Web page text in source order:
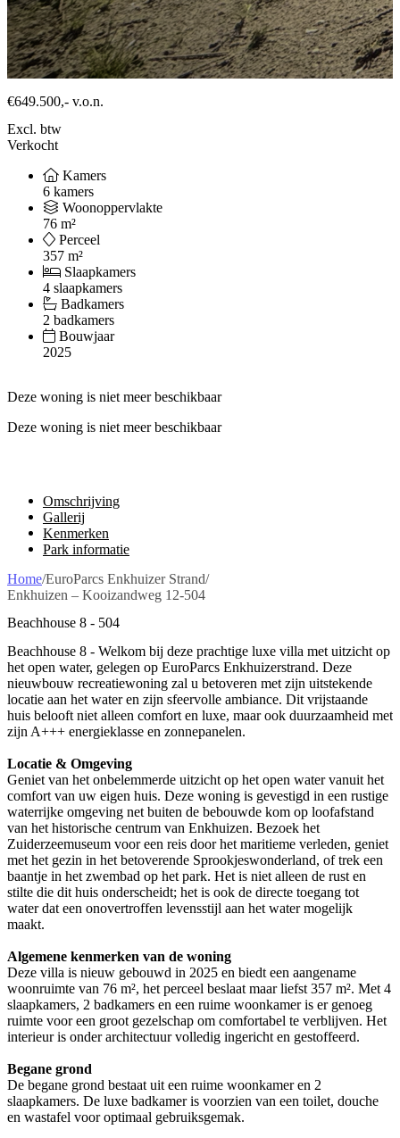
€649.500,- v.o.n.
Excl. btw
Verkocht
Kamers
6 kamers
Woonoppervlakte
76 m²
Perceel
357 m²
Slaapkamers
4 slaapkamers
Badkamers
2 badkamers
Bouwjaar
2025
Deze woning is niet meer beschikbaar
Deze woning is niet meer beschikbaar
Omschrijving
Gallerij
Kenmerken
Park informatie
Home/EuroParcs Enkhuizer Strand/
Enkhuizen – Kooizandweg 12-504
Beachhouse 8 - 504
Beachhouse 8 - Welkom bij deze prachtige luxe villa met uitzicht op
het open water, gelegen op EuroParcs Enkhuizerstrand. Deze
nieuwbouw recreatiewoning zal u betoveren met zijn uitstekende
locatie aan het water en zijn sfeervolle ambiance. Dit vrijstaande
huis belooft niet alleen comfort en luxe, maar ook duurzaamheid met
zijn A+++ energieklasse en zonnepanelen.
Locatie & Omgeving
Geniet van het onbelemmerde uitzicht op het open water vanuit het
comfort van uw eigen huis. Deze woning is gevestigd in een rustige
waterrijke omgeving net buiten de bebouwde kom op loofafstand
van het historische centrum van Enkhuizen. Bezoek het
Zuiderzeemuseum voor een reis door het maritieme verleden, geniet
met het gezin in het betoverende Sprookjeswonderland, of trek een
baantje in het zwembad op het park. Het is niet alleen de rust en
stilte die dit huis onderscheidt; het is ook de directe toegang tot
water dat een onovertroffen levensstijl aan het water mogelijk
maakt.
Algemene kenmerken van de woning
Deze villa is nieuw gebouwd in 2025 en biedt een aangename
woonruimte van 76 m², het perceel beslaat maar liefst 357 m². Met 4
slaapkamers, 2 badkamers en een ruime woonkamer is er genoeg
ruimte voor een groot gezelschap om comfortabel te verblijven. Het
interieur is onder architectuur volledig ingericht en gestoffeerd.
Begane grond
De begane grond bestaat uit een ruime woonkamer en 2
slaapkamers. De luxe badkamer is voorzien van een toilet, douche
en wastafel voor optimaal gebruiksgemak.